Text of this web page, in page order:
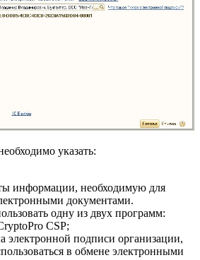
указать:
информации, необходимую для
документами.
одну из двух программ:
CSP;
электронной подписи организации,
в обмене электронными